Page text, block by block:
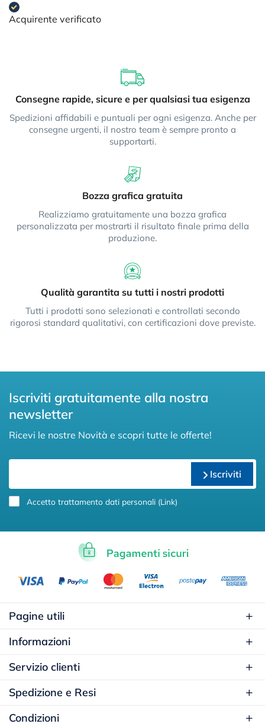
Acquirente verificato
Consegne rapide, sicure e per qualsiasi tua esigenza
Spedizioni affidabili e puntuali per ogni esigenza. Anche per
consegne urgenti, il nostro team è sempre pronto a
supportarti.
Bozza grafica gratuita
Realizziamo gratuitamente una bozza grafica
personalizzata per mostrarti il risultato finale prima della
produzione.
Qualità garantita su tutti i nostri prodotti
Tutti i prodotti sono selezionati e controllati secondo
rigorosi standard qualitativi, con certificazioni dove previste.
Iscriviti gratuitamente alla nostra
newsletter
Ricevi le nostre Novità e scopri tutte le offerte!
Iscriviti
Accetto trattamento dati personali (Link)
Pagine utili
Informazioni
Servizio clienti
Spedizione e Resi
Condizioni